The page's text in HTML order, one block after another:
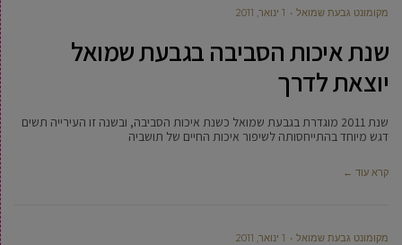
מקומונט גבעת שמואל 1 ינואר, 2011
שנת איכות הסביבה בגבעת שמואל
יוצאת לדרך
שנת 2011 מוגדרת בגבעת שמואל כשנת איכות הסביבה, ובשנה זו העירייה תשים
דגש מיוחד בהתייחסותה לשיפור איכות החיים של תושביה
קרא עוד ←
מקומונט גבעת שמואל 1 ינואר, 2011